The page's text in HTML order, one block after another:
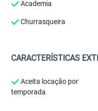
Academia
Churrasqueira
CARACTERÍSTICAS
Aceita locação por
temporada